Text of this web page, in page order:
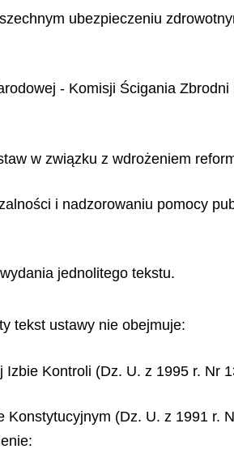
ubezpieczeniu
- Komisji Ścigania
w związku z wdrożeniem
i nadzorowaniu pomocy
jednolitego tekstu.
tekst ustawy nie obejmuje:
Kontroli (Dz. U. z 1995 r. Nr
(Dz. U. z 1991 r.